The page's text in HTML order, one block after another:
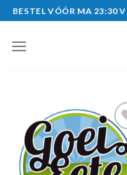
Skip
to
content
BESTEL VÓÓR MA 23:30
Zet
mijn